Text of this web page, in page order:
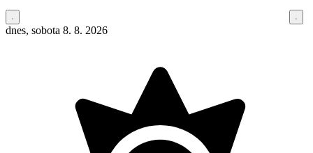
dnes, sobota 8. 8. 2026